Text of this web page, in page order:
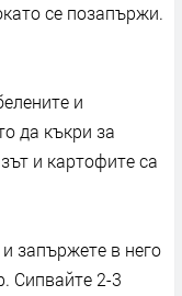
се позапържи.
и
да къкри за
и картофите са
запържете в него
Сипвайте 2-3